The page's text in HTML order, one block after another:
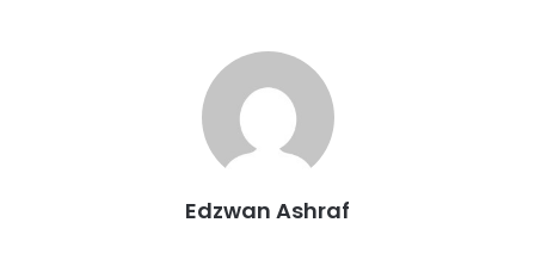
Edzwan Ashraf